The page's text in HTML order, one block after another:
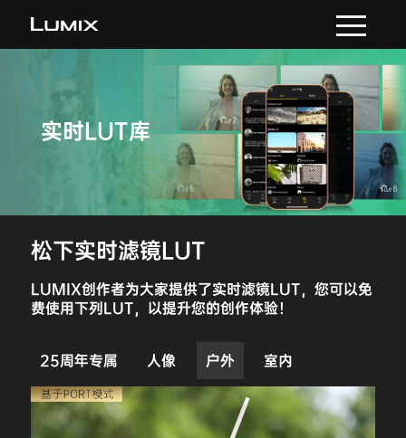
实时LUT库
松下实时滤镜LUT
LUMIX创作者为大家提供了实时滤镜LUT，您可以免
费使用下列LUT，以提升您的创作体验！
25周年专属 人像 户外 室内